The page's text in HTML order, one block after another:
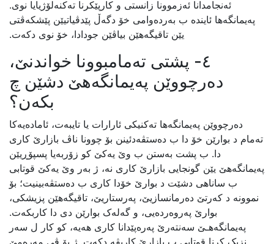
ئەنجامدانا ئەزموونا زانستی و کارپێکرنا تەکنەلۆژیایا نوی.
پەیمانگەها ئایندە ب بەردەوامى خۆ دگەڵ پێدڤیاتیێن پێشکەڤتی
یێن تاقیگەهێن بیاڤێن جودادا، خۆ نوی دکەت.
٤- پشتی تەمامبوونا خواندنێ،
دەرچووێن پەیمانگەهێ دشێن چ
بکەن؟
دەرچووێن پەیمانگەها تەکنیکی ئارارات یا تایبەت، ئامادەیەکا
تەمام د بوارێن خۆ دا ب دەستڤەدئینن بۆ چوونا ناڤ بازارێ کاری
دا. ب پشت بەستن ب وێ یەکێ کو زۆربەیا پسپۆڕیێن
پەیمانگەهێ یێن گونجایی بازارێ کاری نە، ژ بەر وێ یەکێ قوتابی
ب ساناهی دشێت د بوارێ خۆدا کاری ب دەستڤەبینیت؛ بۆ
نموونە د کەرتێ دەرمانسازیێ، پەرستاریێ، تاقیگەهێن پزیشکی،
بوارێ پەروەردەیی، و گەلەک بوارێن دی دا کاربکەت.
پەیمانگەهـێ سەنتەرێ پەرەپێدانا کاری هەیە، کو کار ل سەر
نزیک کرنا قوتابی ب بازارێ کاریڤە دکەت. ژ بۆ ڤی مەرەمێ